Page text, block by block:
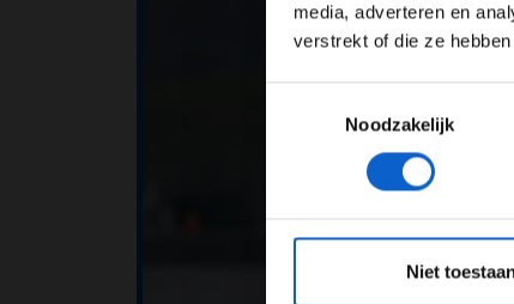
media, adverteren en
verstrekt of die ze
Noodzakelijk
Niet